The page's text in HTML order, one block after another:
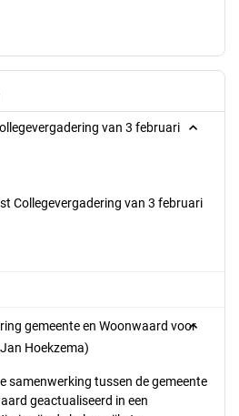
van 3 februari
Collegevergadering van 3 februari
gemeente en Woonwaard voor
Hoekzema)
samenwerking tussen de gemeente
geactualiseerd in een